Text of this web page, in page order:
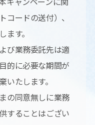
コードの送付）、
す。
び業務委託先は適
的に必要な期間が
たします。
の同意無しに業務
することはござい